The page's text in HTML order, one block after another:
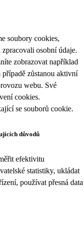
soubory cookies,
osobní údaje.
zobrazovat například
zůstanou aktivní
webu. Své
cookies.
se souborů cookie.
důvodů
efektivitu
statistiky, ukládat
používat přesná data